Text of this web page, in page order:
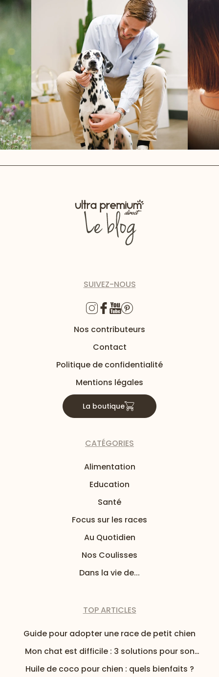
SUIVEZ-NOUS
Nos contributeurs
Contact
Politique de confidentialité
Mentions légales
La boutique
CATÉGORIES
Alimentation
Education
Santé
Focus sur les races
Au Quotidien
Nos Coulisses
Dans la vie de...
TOP ARTICLES
Guide pour adopter une race de petit chien
Mon chat est difficile : 3 solutions pour son
alimentation
Huile de coco pour chien : quels bienfaits ?